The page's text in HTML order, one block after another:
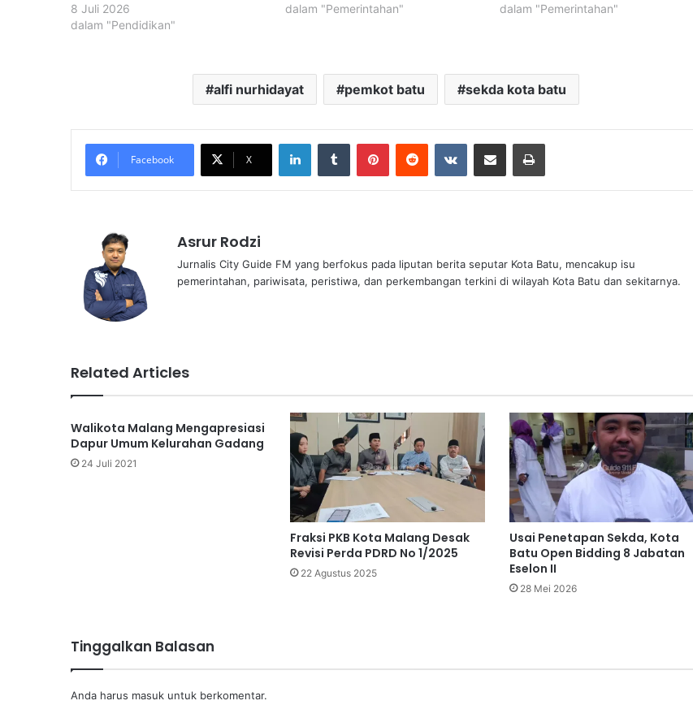
8 Juli 2026
dalam "Pendidikan"
dalam "Pemerintahan"
dalam "Pemerintahan"
alfi nurhidayat pemkot batu sekda kota batu
Facebook X
LinkedInTumblr PinterestReddit VKontakteShare via Email Print
Asrur Rodzi
Jurnalis City Guide FM yang berfokus pada liputan berita seputar Kota Batu, mencakup isu
pemerintahan, pariwisata, peristiwa, dan perkembangan terkini di wilayah Kota Batu dan sekitarnya.
Related Articles
Walikota Malang Mengapresiasi
Dapur Umum Kelurahan Gadang
24 Juli 2021
Fraksi PKB Kota Malang Desak
Revisi Perda PDRD No 1/2025
22 Agustus 2025
Usai Penetapan Sekda, Kota
Batu Open Bidding 8 Jabatan
Eselon II
28 Mei 2026
Tinggalkan Balasan
Anda harus masuk untuk berkomentar.